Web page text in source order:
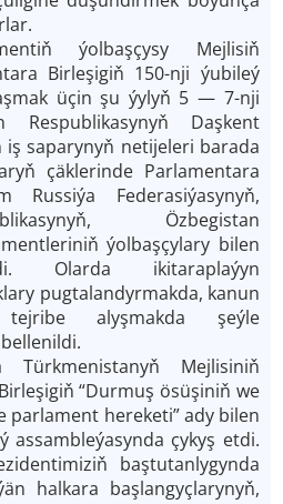
ýolbaşçysy Mejlisiň
Birleşigiň 150-nji ýubileý
üçin şu ýylyň 5 — 7-nji
Respublikasynyň Daşkent
iş saparynyň netijeleri barada
çäklerinde Parlamentara
Russiýa Federasiýasynyň,
Özbegistan
ýolbaşçylary bilen
Olarda ikitaraplaýyn
pugtalandyrmakda, kanun
alyşmakda şeýle
Türkmenistanyň Mejlisiniň
“Durmuş ösüşiniň we
parlament hereketi” ady bilen
assambleýasynda çykyş etdi.
baştutanlygynda
halkara başlangyçlarynyň,